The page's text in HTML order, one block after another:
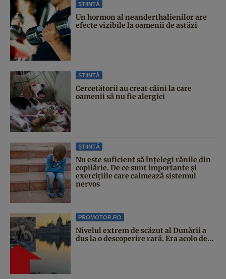
ȘTIINȚĂ
Un hormon al neanderthalienilor are
efecte vizibile la oamenii de astăzi
ȘTIINȚĂ
Cercetătorii au creat câini la care
oamenii să nu fie alergici
ȘTIINȚĂ
Nu este suficient să înțelegi rănile din
copilărie. De ce sunt importante și
exercițiile care calmează sistemul
nervos
PROMOTOR.RO
Nivelul extrem de scăzut al Dunării a
dus la o descoperire rară. Era acolo de...